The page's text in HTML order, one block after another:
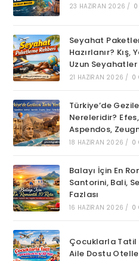
23 HAZIRAN 2026 / 0
Seyahat
Hazırlanır?
Uzun Seyahatler
21 HAZIRAN 2026 / 0
Türkiye’de
Nereleridir?
Aspendos,
18 HAZIRAN 2026 / 0
Balayı İçin En
Santorini, Bali,
Fazlası
16 HAZIRAN 2026 / 0
Çocuklarla Tatil
Aile Dostu